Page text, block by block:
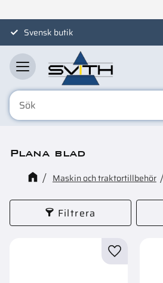
MenySvensk butik
Plana blad
Maskin och traktortillbehör
Filtrera
Lägg till i